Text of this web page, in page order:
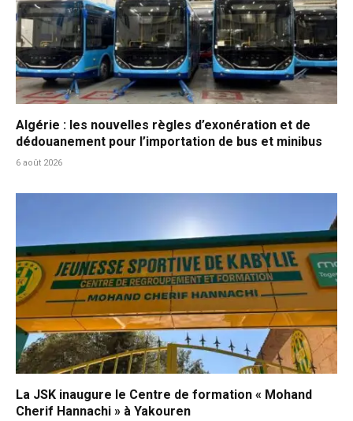
Algérie : les nouvelles règles d’exonération et de
dédouanement pour l’importation de bus et minibus
6 août 2026
La JSK inaugure le Centre de formation « Mohand
Cherif Hannachi » à Yakouren